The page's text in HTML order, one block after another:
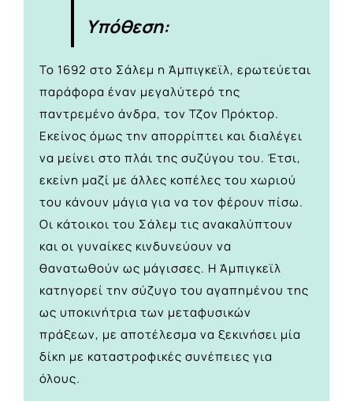
Υπόθεση:
Το 1692 στο Σάλεμ η Άμπιγκεϊλ, ερωτεύεται
παράφορα έναν μεγαλύτερό της
παντρεμένο άνδρα, τον Τζον Πρόκτορ.
Εκείνος όμως την απορρίπτει και διαλέγει
να μείνει στο πλάι της συζύγου του. Έτσι,
εκείνη μαζί με άλλες κοπέλες του χωριού
του κάνουν μάγια για να τον φέρουν πίσω.
Οι κάτοικοι του Σάλεμ τις ανακαλύπτουν
και οι γυναίκες κινδυνεύουν να
θανατωθούν ως μάγισσες. Η Άμπιγκεϊλ
κατηγορεί την σύζυγο του αγαπημένου της
ως υποκινήτρια των μεταφυσικών
πράξεων, με αποτέλεσμα να ξεκινήσει μία
δίκη με καταστροφικές συνέπειες για
όλους.